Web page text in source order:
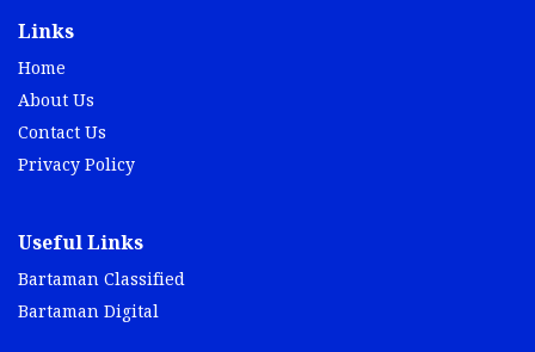
Links
Home
About Us
Contact Us
Privacy Policy
Useful Links
Bartaman Classified
Bartaman Digital